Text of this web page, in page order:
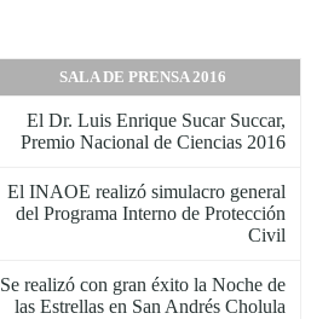
SALA DE PRENSA 2016
El Dr. Luis Enrique Sucar Succar,
Premio Nacional de Ciencias 2016
El INAOE realizó simulacro general
del Programa Interno de Protección
Civil
Se realizó con gran éxito la Noche de
las Estrellas en San Andrés Cholula